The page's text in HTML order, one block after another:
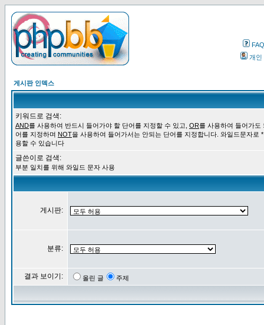
FAQ
개인
게시판 인덱스
키워드로 검색:
AND를 사용하여 반드시 들어가야 할 단어를 지정할 수 있고, OR를 사용하여 들어가도
어를 지정하며 NOT을 사용하여 들어가서는 안되는 단어를 지정합니다. 와일드문자로
용할 수 있습니다
글쓴이로 검색:
부분 일치를 위해 와일드 문자 사용
게시판:
분류:
결과 보이기: 올린 글 주제